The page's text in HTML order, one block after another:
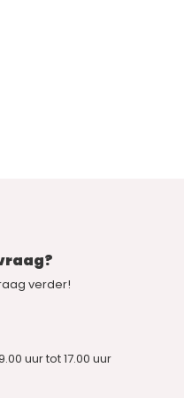
verder!
uur tot 17.00 uur